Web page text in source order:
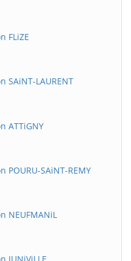
FLiZE
LAURENT
ATTiGNY
SAiNT-REMY
NEUFMANiL